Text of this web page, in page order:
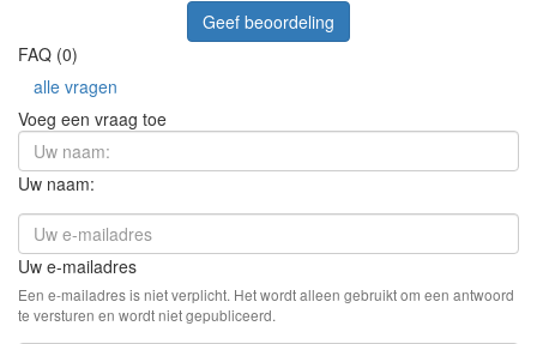
Geef beoordeling
FAQ (0)
alle vragen
Voeg een vraag toe
Uw naam:
Uw e-mailadres
Een e-mailadres is niet verplicht. Het wordt alleen gebruikt om een antwoord
te versturen en wordt niet gepubliceerd.